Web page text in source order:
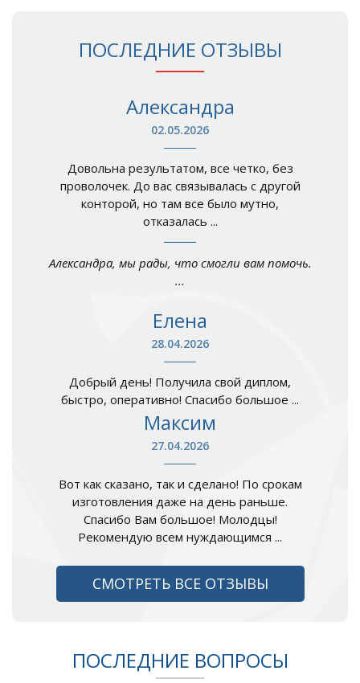
ПОСЛЕДНИЕ ОТЗЫВЫ
Александра
02.05.2026
Довольна результатом, все четко, без
проволочек. До вас связывалась с другой
конторой, но там все было мутно,
отказалась ...
Александра, мы рады, что смогли вам помочь.
...
Елена
28.04.2026
Добрый день! Получила свой диплом,
быстро, оперативно! Спасибо большое ...
Максим
27.04.2026
Вот как сказано, так и сделано! По срокам
изготовления даже на день раньше.
Спасибо Вам большое! Молодцы!
Рекомендую всем нуждающимся ...
СМОТРЕТЬ ВСЕ ОТЗЫВЫ
ПОСЛЕДНИЕ ВОПРОСЫ